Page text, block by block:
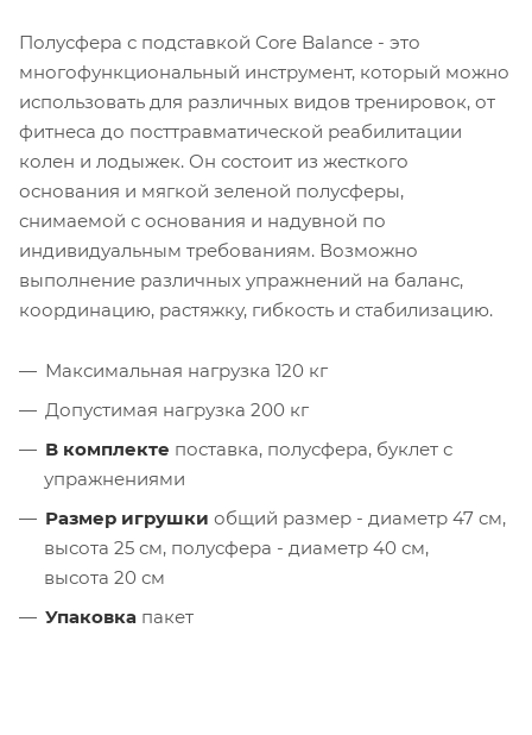
Полусфера с подставкой Core Balance - это
многофункциональный инструмент, который можно
использовать для различных видов тренировок, от
фитнеса до посттравматической реабилитации
колен и лодыжек. Он состоит из жесткого
основания и мягкой зеленой полусферы,
снимаемой с основания и надувной по
индивидуальным требованиям. Возможно
выполнение различных упражнений на баланс,
координацию, растяжку, гибкость и стабилизацию.
Максимальная нагрузка 120 кг
Допустимая нагрузка 200 кг
В комплекте поставка, полусфера, буклет с
упражнениями
Размер игрушки общий размер - диаметр 47 см,
высота 25 см, полусфера - диаметр 40 см,
высота 20 см
Упаковка пакет